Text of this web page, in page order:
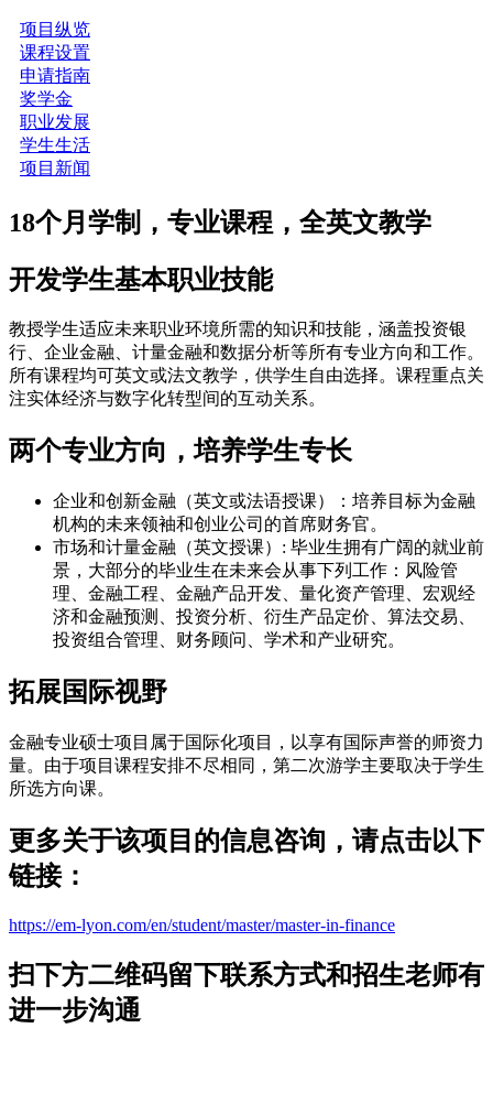
项目纵览
课程设置
申请指南
奖学金
职业发展
学生生活
项目新闻
18个月学制，专业课程，全英文教学
开发学生基本职业技能
教授学生适应未来职业环境所需的知识和技能，涵盖投资银
行、企业金融、计量金融和数据分析等所有专业方向和工作。
所有课程均可英文或法文教学，供学生自由选择。课程重点关
注实体经济与数字化转型间的互动关系。
两个专业方向，培养学生专长
企业和创新金融（英文或法语授课）：培养目标为金融
机构的未来领袖和创业公司的首席财务官。
市场和计量金融（英文授课）: 毕业生拥有广阔的就业前
景，大部分的毕业生在未来会从事下列工作：风险管
理、金融工程、金融产品开发、量化资产管理、宏观经
济和金融预测、投资分析、衍生产品定价、算法交易、
投资组合管理、财务顾问、学术和产业研究。
拓展国际视野
金融专业硕士项目属于国际化项目，以享有国际声誉的师资力
量。由于项目课程安排不尽相同，第二次游学主要取决于学生
所选方向课。
更多关于该项目的信息咨询，请点击以下
链接：
https://em-lyon.com/en/student/master/master-in-finance
扫下方二维码留下联系方式和招生老师有
进一步沟通